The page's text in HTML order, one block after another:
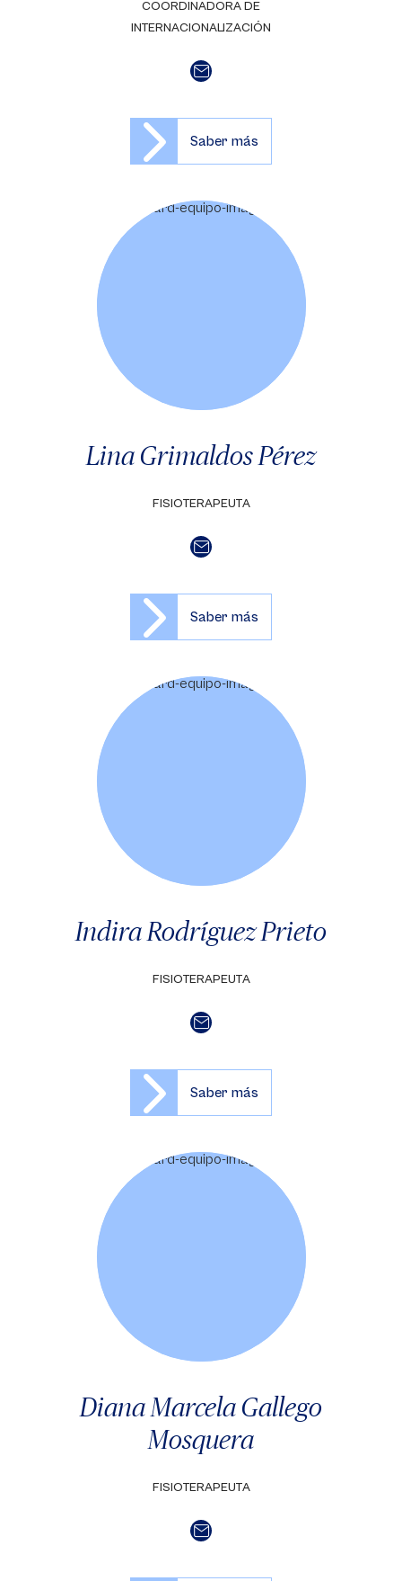
COORDINADORA DE
INTERNACIONALIZACIÓN
Saber más
Lina Grimaldos Pérez
FISIOTERAPEUTA
Saber más
Indira Rodríguez Prieto
FISIOTERAPEUTA
Saber más
Diana Marcela Gallego
Mosquera
FISIOTERAPEUTA